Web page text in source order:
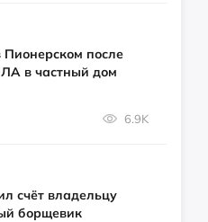
Пионерском после
в частный дом
6.9K
счёт владельцу
борщевик